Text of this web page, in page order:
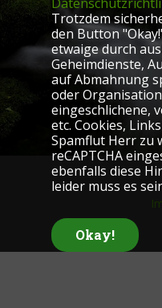
Trotzdem
den Button
etwaige durch
Geheimdienste,
auf Abmahnung
oder
eingeschlichene,
etc. Cookies,
Spamflut Herr zu
reCAPTCHA
ebenfalls diese
leider muss es
Okay!